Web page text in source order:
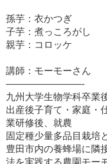
孫芋：衣かつぎ
子芋：煮っころがし
親芋：コロッケ
講師：モーモーさん
————————-
九州大学生物学科卒
出産後子育て・家庭・
業研修後、就農
固定種少量多品目栽培
豊田市内の養蜂場に隣